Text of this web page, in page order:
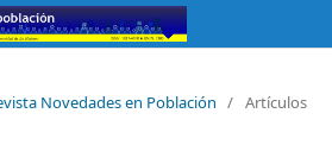
Novedades en Población / Artículos